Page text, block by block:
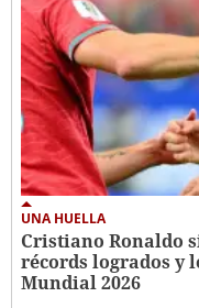
UNA HUELLA
Cristiano Ronaldo
récords logrados y
Mundial 2026